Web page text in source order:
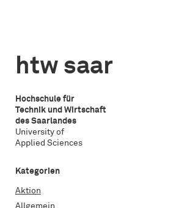
htw saar
Hochschule für
Technik und Wirtschaft
des Saarlandes
University of
Applied Sciences
Kategorien
Aktion
Allgemein